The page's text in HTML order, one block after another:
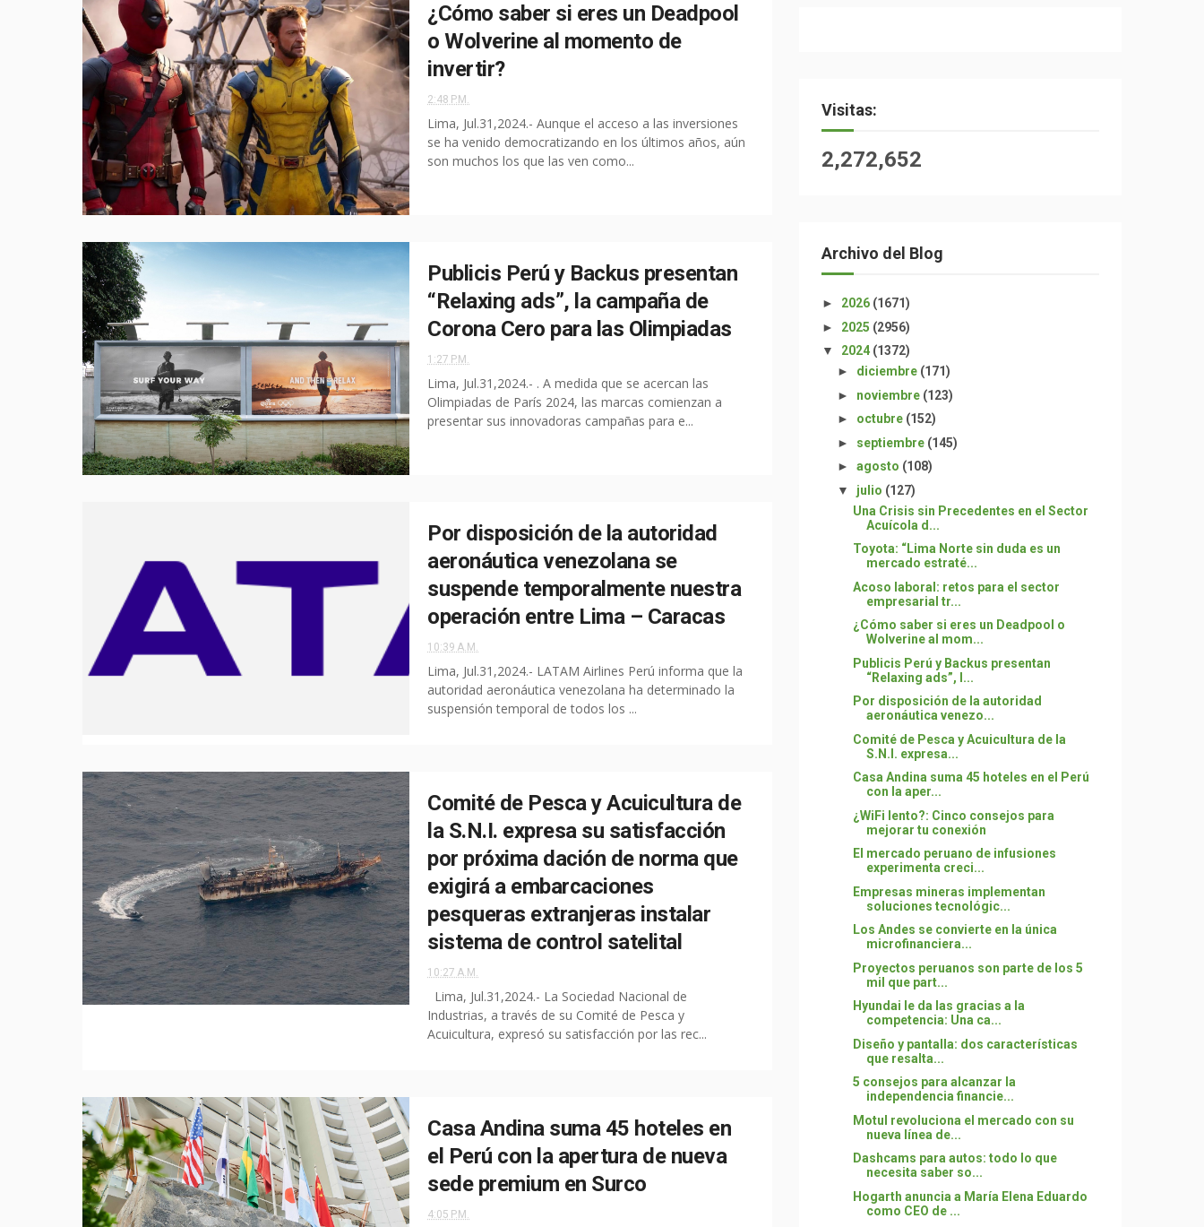
¿Cómo saber si eres un Deadpool
o Wolverine al momento de
invertir?
2:48 P.M.
Lima, Jul.31,2024.- Aunque el acceso a las inversiones
se ha venido democratizando en los últimos años, aún
son muchos los que las ven como...
Publicis Perú y Backus presentan
“Relaxing ads”, la campaña de
Corona Cero para las Olimpiadas
1:27 P.M.
Lima, Jul.31,2024.- . A medida que se acercan las
Olimpiadas de París 2024, las marcas comienzan a
presentar sus innovadoras campañas para e...
Por disposición de la autoridad
aeronáutica venezolana se
suspende temporalmente nuestra
operación entre Lima – Caracas
10:39 A.M.
Lima, Jul.31,2024.- LATAM Airlines Perú informa que la
autoridad aeronáutica venezolana ha determinado la
suspensión temporal de todos los ...
Comité de Pesca y Acuicultura de
la S.N.I. expresa su satisfacción
por próxima dación de norma que
exigirá a embarcaciones
pesqueras extranjeras instalar
sistema de control satelital
10:27 A.M.
Lima, Jul.31,2024.- La Sociedad Nacional de
Industrias, a través de su Comité de Pesca y
Acuicultura, expresó su satisfacción por las rec...
Casa Andina suma 45 hoteles en
el Perú con la apertura de nueva
sede premium en Surco
4:05 P.M.
Visitas:
2,272,652
Archivo del Blog
► 2026 (1671)
► 2025 (2956)
▼ 2024 (1372)
► diciembre (171)
► noviembre (123)
► octubre (152)
► septiembre (145)
► agosto (108)
▼ julio (127)
Una Crisis sin Precedentes en el Sector
Acuícola d...
Toyota: “Lima Norte sin duda es un
mercado estraté...
Acoso laboral: retos para el sector
empresarial tr...
¿Cómo saber si eres un Deadpool o
Wolverine al mom...
Publicis Perú y Backus presentan
“Relaxing ads”, l...
Por disposición de la autoridad
aeronáutica venezo...
Comité de Pesca y Acuicultura de la
S.N.I. expresa...
Casa Andina suma 45 hoteles en el Perú
con la aper...
¿WiFi lento?: Cinco consejos para
mejorar tu conexión
El mercado peruano de infusiones
experimenta creci...
Empresas mineras implementan
soluciones tecnológic...
Los Andes se convierte en la única
microfinanciera...
Proyectos peruanos son parte de los 5
mil que part...
Hyundai le da las gracias a la
competencia: Una ca...
Diseño y pantalla: dos características
que resalta...
5 consejos para alcanzar la
independencia financie...
Motul revoluciona el mercado con su
nueva línea de...
Dashcams para autos: todo lo que
necesita saber so...
Hogarth anuncia a María Elena Eduardo
como CEO de ...